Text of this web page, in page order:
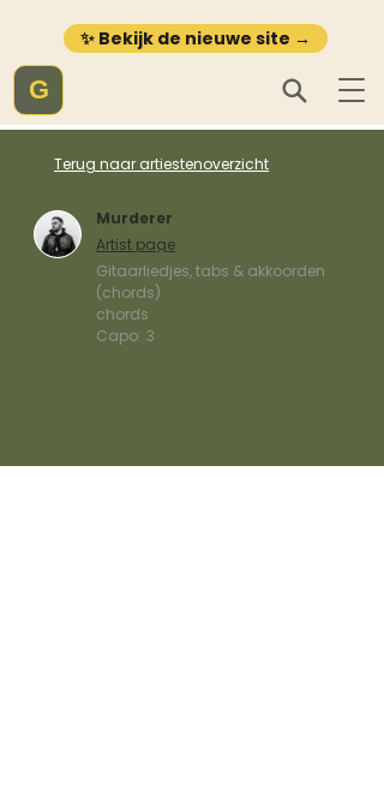
✨ Bekijk de nieuwe site →
G
Terug naar artiestenoverzicht
Murderer
Artist page
Gitaarliedjes, tabs & akkoorden
(chords)
chords
Capo: 3